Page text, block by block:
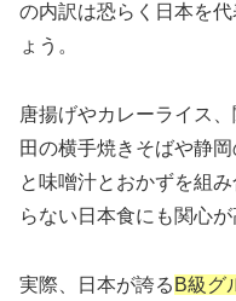
の内訳は恐らく日本を代
ょう。
唐揚げやカレーライス
田の横手焼きそばや静
と味噌汁とおかずを組
らない日本食にも関心が
実際、日本が誇る B級グ